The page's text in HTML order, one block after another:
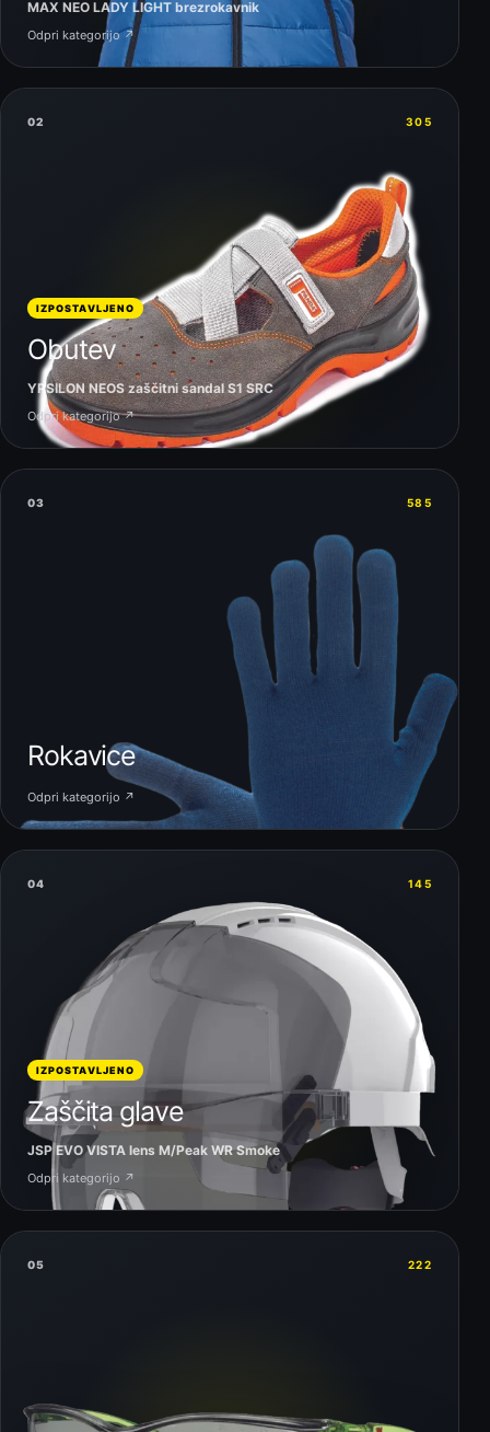
MAX NEO LADY LIGHT brezrokavnik
Odpri kategorijo ↗
02 305
IZPOSTAVLJENO
Obutev
YPSILON NEOS zaščitni sandal S1 SRC
Odpri kategorijo ↗
03 585
Rokavice
Odpri kategorijo ↗
04 145
IZPOSTAVLJENO
Zaščita glave
JSP EVO VISTA lens M/Peak WR Smoke
Odpri kategorijo ↗
05 222